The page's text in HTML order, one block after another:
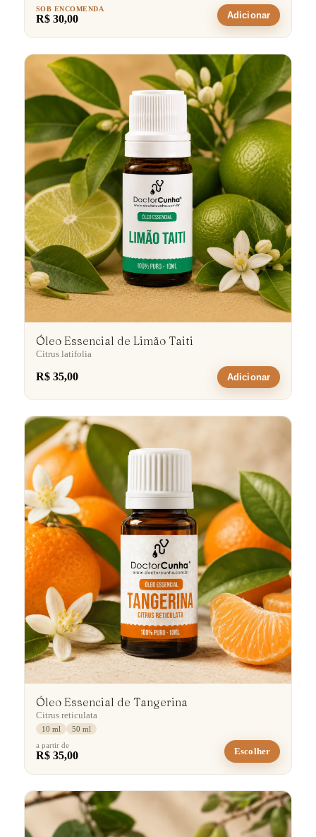
SOB ENCOMENDA
R$ 30,00 Adicionar
Óleo Essencial de Limão Taiti
Citrus latifolia
R$ 35,00 Adicionar
Óleo Essencial de Tangerina
Citrus reticulata
10 ml
50 ml
a partir de
R$ 35,00 Escolher